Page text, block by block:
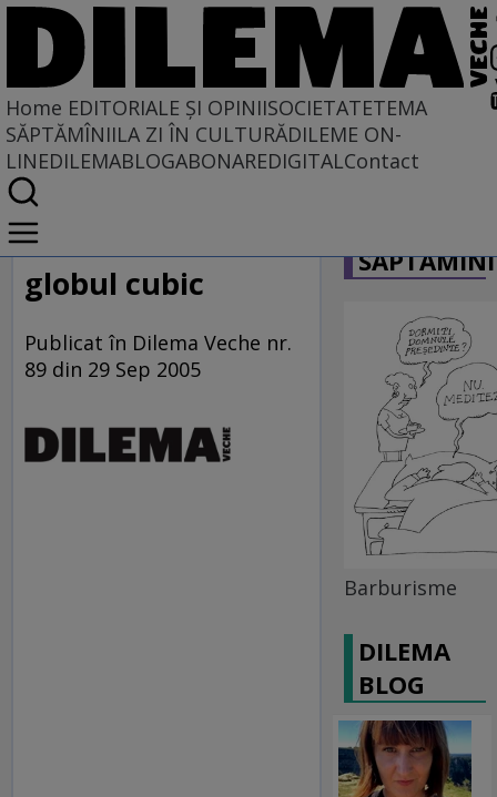
Home EDITORIALE ȘI OPINIISOCIETATETEMA
SĂPTĂMÎNIILA ZI ÎN CULTURĂDILEME ON-
LINEDILEMABLOGABONAREDIGITALContact
Home
EDITORIALE ȘI OPINII
PE CE LUME TRĂIM
globul cubic
Publicat în Dilema Veche nr.
89 din 29 Sep 2005
Barburisme
DILEMA
BLOG